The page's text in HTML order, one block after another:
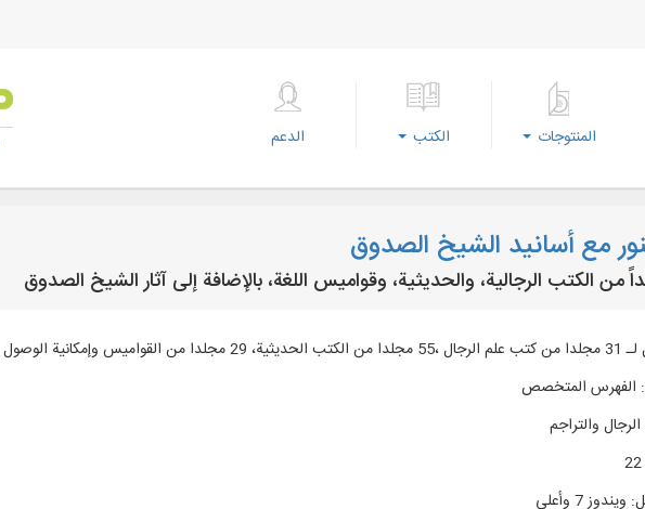
المنتوجات الكتب الدعم
مع أسانيد الشيخ الصدوق
آثار الشيخ الصدوق ...
: الفهرس المتخصص
الرجال والتراجم
22
: ويندوز 7 وأعلی